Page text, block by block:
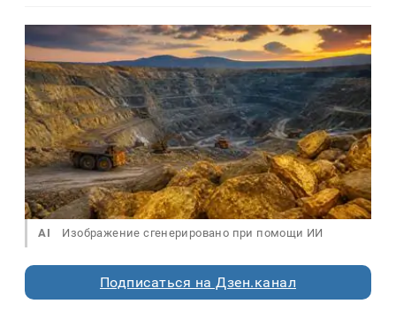
AI Изображение сгенерировано при помощи ИИ
Подписаться на Дзен.канал